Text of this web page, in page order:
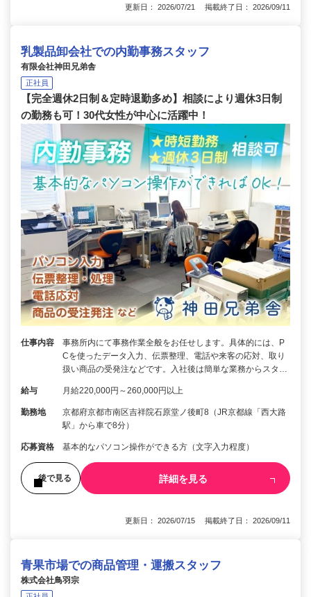
更新日： 2026/07/21 掲載終了日： 2026/09/11
乳製品卸会社での内勤事務スタッフ
有限会社神田兄弟舎
正社員
【完全週休2日制＆定時退勤多め】相談により週休3日制
の勤務も可！30代女性が中心に活躍中！
仕事内容
事務所内にて事務作業全般をお任せします。具体的には、P
Cを使ったデータ入力、伝票整理、電話や来客の応対、取り
扱い商品の受発注などです。入社後は簡単な業務からスタ…
給与 月給220,000円～260,000円以上
勤務地
京都府京都市南区吉祥院石原堂ノ後町8（JR京都線「西大路
駅」から車で8分）
応募資格 基本的なパソコン操作ができる方（文字入力程度）
後で見る 詳細を見る
更新日： 2026/07/15 掲載終了日： 2026/09/11
青果市場での商品管理・運搬スタッフ
株式会社鳥羽宗